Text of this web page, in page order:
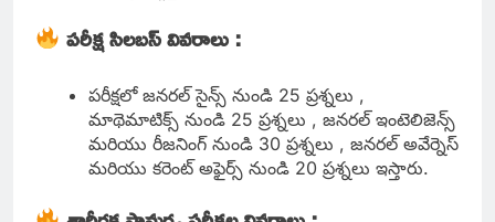
పరీక్ష సిలబస్ వివరాలు :
పరీక్షలో జనరల్ సైన్స్ నుండి 25 ప్రశ్నలు ,
మాథెమాటిక్స్ నుండి 25 ప్రశ్నలు , జనరల్ ఇంటెలిజెన్స్
మరియు రీజనింగ్ నుండి 30 ప్రశ్నలు , జనరల్ అవేర్నెస్
మరియు కరెంట్ అఫైర్స్ నుండి 20 ప్రశ్నలు ఇస్తారు.